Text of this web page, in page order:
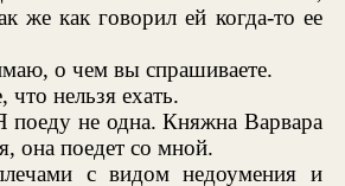
же как говорил ей когда-то ее
о чем вы спрашиваете.
нельзя ехать.
не одна. Княжна Варвара
она поедет со мной.
с видом недоумения и